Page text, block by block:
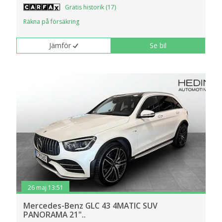
klickar du på Anpassa. Du kan alltid ändra dina
inställningar för cookies.
Gratis historik (17)
Räkna på försäkring
Jämför Se bil
26 maj 13:51
Mercedes-Benz GLC 43 4MATIC SUV
PANORAMA 21"..